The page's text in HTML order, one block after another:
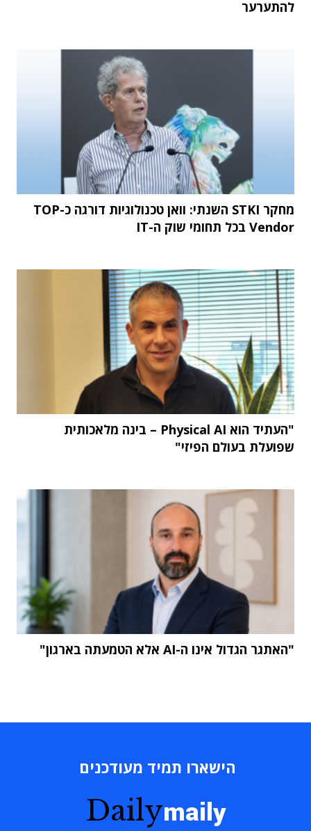
להתערער
מחקר STKI השנתי: וואן טכנולוגיות דורגה כ-TOP
Vendor בכל תחומי שוק ה-IT
"העתיד הוא Physical AI – בינה מלאכותית
שפועלת בעולם הפיזי"
"האתגר הגדול אינו ה-AI אלא הטמעתה בארגון"
הישארו תמיד מעודכנים
Dailymaily